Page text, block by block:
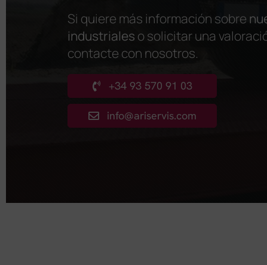
Si quiere más información sobre
industriales o solicitar una
contacte con nosotros.
+34 93 570 91 03
info@ariservis.com